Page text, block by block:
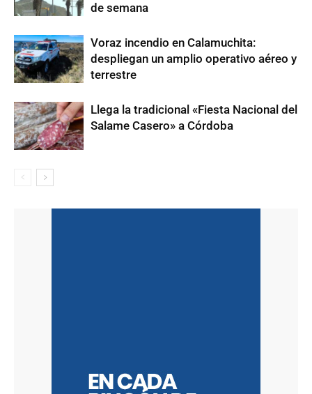
de semana
Voraz incendio en Calamuchita:
despliegan un amplio operativo aéreo y
terrestre
Llega la tradicional «Fiesta Nacional del
Salame Casero» a Córdoba